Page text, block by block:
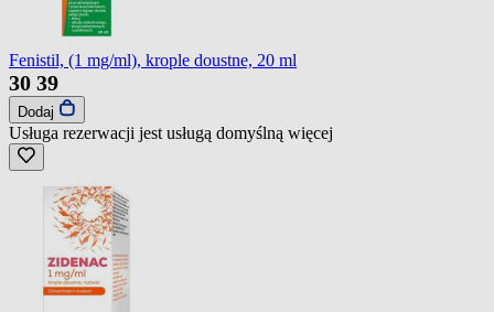
Fenistil, (1 mg/ml), krople doustne, 20 ml
30 39
Dodaj
Usługa rezerwacji jest usługą domyślną więcej